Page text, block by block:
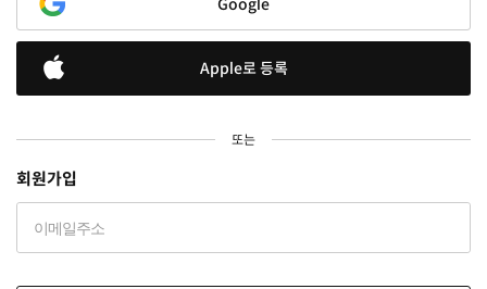
Google
Apple로 등록
또는
회원가입